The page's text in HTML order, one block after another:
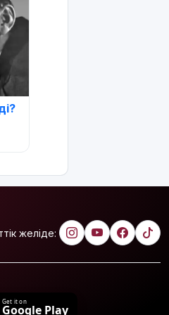
желіде:
Get it on
Google Play